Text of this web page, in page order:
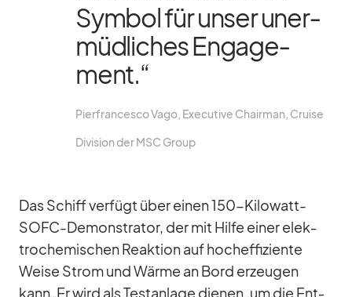
Sym­bol für un­ser un­er­
müd­li­ches En­ga­ge­
ment.“
Pier­fran­cesco Vago, Exe­cu­tive Chair­man, Cruise
Di­vi­sion der MSC Group
Das Schiff ver­fügt über ei­nen 150-Ki­lo­watt-
SOFC-De­mons­tra­tor, der mit Hilfe ei­ner elek­
tro­che­mi­schen Re­ak­tion auf hoch­ef­fi­zi­ente
Weise Strom und Wärme an Bord er­zeu­gen
kann. Er wird als Test­an­lage die­nen, um die Ent­